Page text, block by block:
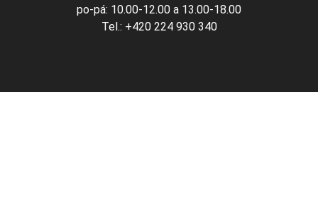
po-pá: 10.00-12.00 a 13.00-18.00
Tel.: +420 224 930 340